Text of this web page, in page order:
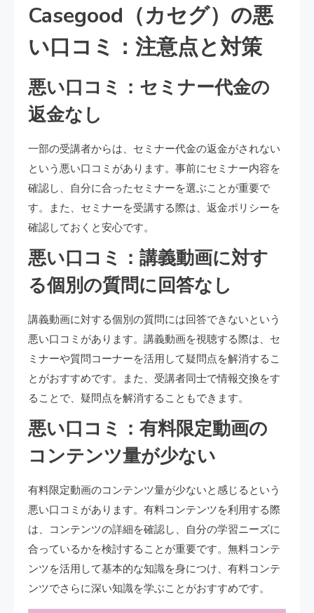
Casegood（カセグ）の悪
い口コミ：注意点と対策
悪い口コミ：セミナー代金の
返金なし
一部の受講者からは、セミナー代金の返金がされない
という悪い口コミがあります。事前にセミナー内容を
確認し、自分に合ったセミナーを選ぶことが重要で
す。また、セミナーを受講する際は、返金ポリシーを
確認しておくと安心です。
悪い口コミ：講義動画に対す
る個別の質問に回答なし
講義動画に対する個別の質問には回答できないという
悪い口コミがあります。講義動画を視聴する際は、セ
ミナーや質問コーナーを活用して疑問点を解消するこ
とがおすすめです。また、受講者同士で情報交換をす
ることで、疑問点を解消することもできます。
悪い口コミ：有料限定動画の
コンテンツ量が少ない
有料限定動画のコンテンツ量が少ないと感じるという
悪い口コミがあります。有料コンテンツを利用する際
は、コンテンツの詳細を確認し、自分の学習ニーズに
合っているかを検討することが重要です。無料コンテ
ンツを活用して基本的な知識を身につけ、有料コンテ
ンツでさらに深い知識を学ぶことがおすすめです。